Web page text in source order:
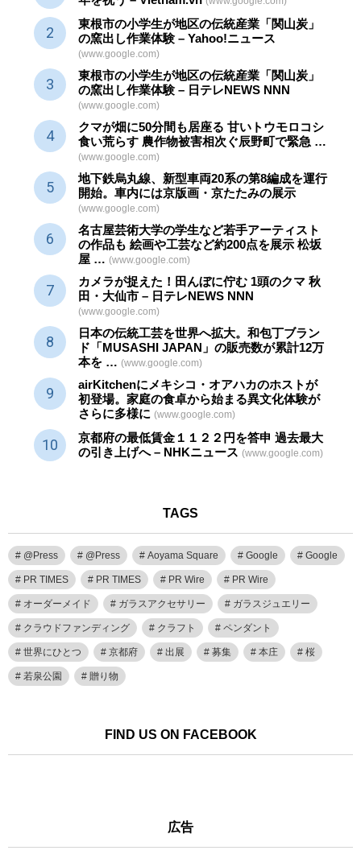
東根市の小学生が地区の伝統産業 「関山炭」
の窯出し作業体験 – Yahoo!ニュース
(www.google.com)
東根市の小学生が地区の伝統産業 「関山炭」
の窯出し作業体験 – 日テレNEWS NNN
(www.google.com)
クマが畑に50分間も居座る 甘いトウモロコシ
食い荒らす 農作物被害相次ぐ辰野町で緊急 …
(www.google.com)
地下鉄烏丸線、新型車両20系の第8編成を運行
開始。車内には京版画・京たたみの展示
(www.google.com)
名古屋芸術大学の学生など若手アーティスト
の作品も 絵画や工芸など約200点を展示 松坂
屋 … (www.google.com)
カメラが捉えた！田んぼに佇む 1頭のクマ 秋
田・大仙市 – 日テレNEWS NNN
(www.google.com)
日本の伝統工芸を世界へ拡大。和包丁ブラン
ド「MUSASHI JAPAN」の販売数が累計12万
本を … (www.google.com)
airKitchenにメキシコ・オアハカのホストが
初登場。家庭の食卓から始まる異文化体験が
さらに多様に (www.google.com)
京都府の最低賃金１１２２円を答申 過去最大
の引き上げへ – NHKニュース (www.google.com)
TAGS
@Press @Press Aoyama Square Google Google
PR TIMES PR TIMES PR Wire PR Wire
オーダーメイド ガラスアクセサリー ガラスジュエリー
クラウドファンディング クラフト ペンダント
世界にひとつ 京都府 出展 募集 本庄 桜
若泉公園 贈り物
FIND US ON FACEBOOK
広告